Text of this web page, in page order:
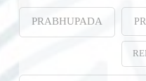
PRABHUPADA